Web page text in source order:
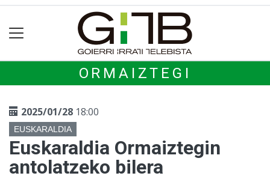
ORMAIZTEGI
2025/01/28 18:00
EUSKARALDIA
Euskaraldia Ormaiztegin
antolatzeko bilera